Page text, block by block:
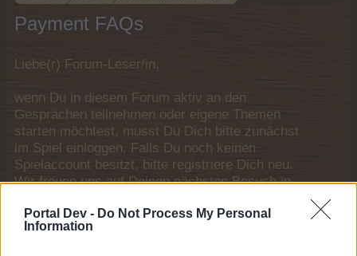
Portal Dev - Do Not Process My Personal
Information
Payment FAQs
Liebe(r) Forum-Leser/in,
wenn Du in diesem Forum aktiv an den
Gesprächen teilnehmen oder eigene Themen
starten möchtest, musst Du Dich bitte zunächst
im Spiel einloggen. Falls Du noch keinen
Spielaccount besitzt, bitte registriere Dich neu.
Wir freuen uns auf Deinen nächsten Besuch in